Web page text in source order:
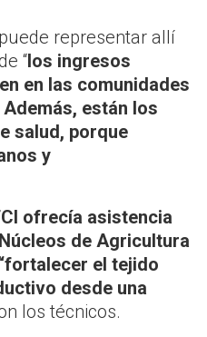
representar allí
“los ingresos
en las comunidades
están los
salud, porque
y
ofrecía asistencia
de Agricultura
el tejido
desde una
los técnicos.